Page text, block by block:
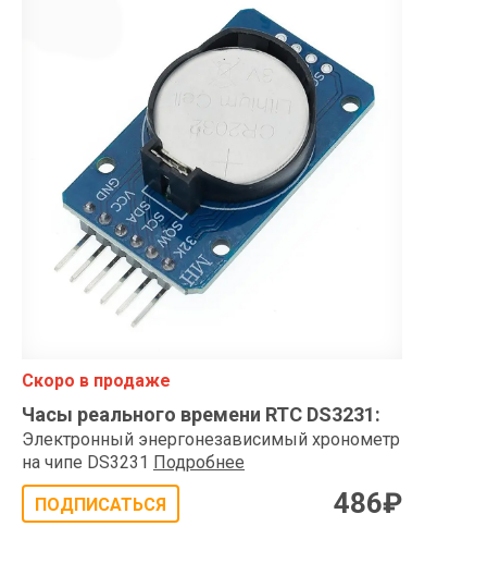
Скоро в продаже
Часы реального времени RTC DS3231:
Электронный энергонезависимый хронометр
на чипе DS3231 Подробнее
ПОДПИСАТЬСЯ 486₽